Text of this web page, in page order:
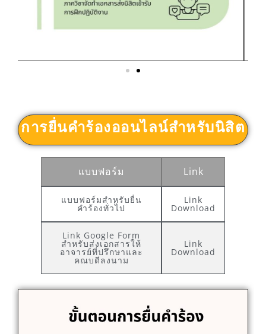
การยื่นคำร้องออนไลน์สำหรับนิสิต
แบบฟอร์ม Link
แบบฟอร์มสำหรับยื่น
คำร้องทั่วไป
Link
Download
Link Google Form
สำหรับส่งเอกสารให้
อาจารย์ที่ปรึกษาและ
คณบดีลงนาม
Link
Download